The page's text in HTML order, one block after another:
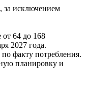
за исключением
64 до 168
2027 года.
факту потребления.
планировку и